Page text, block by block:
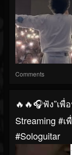
Comments
🔥🔥🎧ฟัง”เพื่
Streaming #
#sologuitar